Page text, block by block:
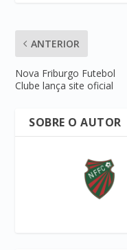
ANTERIOR
Nova Friburgo Futebol
Clube lança site oficial
SOBRE O AUTOR